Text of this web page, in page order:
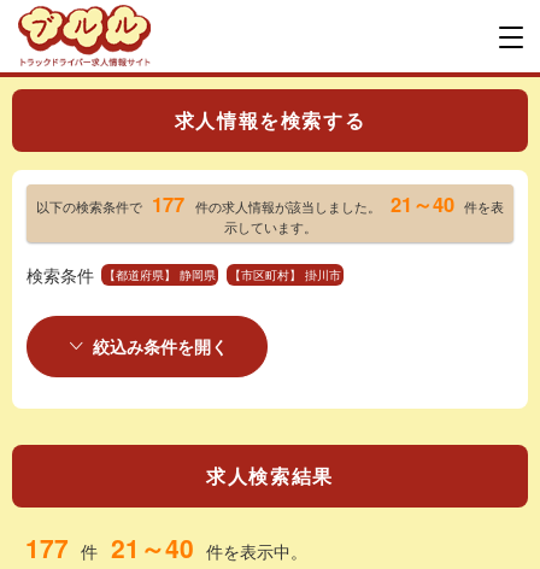
求人情報を検索する
以下の検索条件で 177 件の求人情報が該当しました。 21～40 件を表
示しています。
検索条件 【都道府県】 静岡県 【市区町村】 掛川市
絞込み条件を開く
求人検索結果
177 件 21～40 件を表示中。